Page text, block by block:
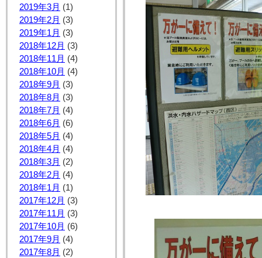
2019年3月 (1)
2019年2月 (3)
2019年1月 (3)
2018年12月 (3)
2018年11月 (4)
2018年10月 (4)
2018年9月 (3)
2018年8月 (3)
2018年7月 (4)
2018年6月 (6)
2018年5月 (4)
2018年4月 (4)
2018年3月 (2)
2018年2月 (4)
2018年1月 (1)
2017年12月 (3)
2017年11月 (3)
2017年10月 (6)
2017年9月 (4)
2017年8月 (2)